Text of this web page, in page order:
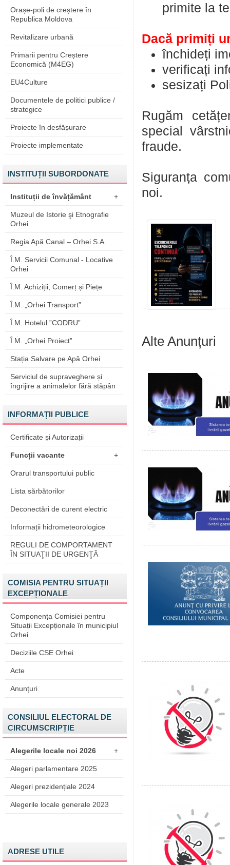
Orașe-poli de creștere în
Republica Moldova
Revitalizare urbană
Primarii pentru Creștere
Economică (M4EG)
EU4Culture
Documentele de politici publice /
strategice
Proiecte în desfășurare
Proiecte implementate
INSTITUȚII SUBORDONATE
Instituții de învățământ +
Muzeul de Istorie şi Etnografie
Orhei
Regia Apă Canal – Orhei S.A.
Î.M. Servicii Comunal - Locative
Orhei
Î.M. Achiziții, Comerț și Piețe
Î.M. „Orhei Transport”
Î.M. Hotelul ”CODRU”
Î.M. „Orhei Proiect”
Stația Salvare pe Apă Orhei
Serviciul de supraveghere și
îngrijire a animalelor fără stăpân
INFORMAȚII PUBLICE
Certificate și Autorizații
Funcții vacante +
Orarul transportului public
Lista sărbătorilor
Deconectări de curent electric
Informații hidrometeorologice
REGULI DE COMPORTAMENT
ÎN SITUAŢII DE URGENŢĂ
COMISIA PENTRU SITUAȚII
EXCEPȚIONALE
Componența Comisiei pentru
Situații Excepționale în municipiul
Orhei
Deciziile CSE Orhei
Acte
Anunțuri
CONSILIUL ELECTORAL DE
CIRCUMSCRIPȚIE
Alegerile locale noi 2026 +
Alegeri parlamentare 2025
Alegeri prezidențiale 2024
Alegerile locale generale 2023
ADRESE UTILE
primite la
Dacă primiți
închideți
verificați
sesizați
Rugăm
special
fraude.
Siguranța
noi.
Alte Anunțuri